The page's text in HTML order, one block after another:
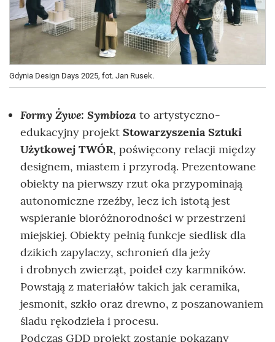
Gdynia Design Days 2025, fot. Jan Rusek.
Formy Żywe: Symbioza to artystyczno-
edukacyjny projekt Stowarzyszenia Sztuki
Użytkowej TWÓR, poświęcony relacji między
designem, miastem i przyrodą. Prezentowane
obiekty na pierwszy rzut oka przypominają
autonomiczne rzeźby, lecz ich istotą jest
wspieranie bioróżnorodności w przestrzeni
miejskiej. Obiekty pełnią funkcje siedlisk dla
dzikich zapylaczy, schronień dla jeży
i drobnych zwierząt, poideł czy karmników.
Powstają z materiałów takich jak ceramika,
jesmonit, szkło oraz drewno, z poszanowaniem
śladu rękodzieła i procesu.
Podczas GDD projekt zostanie pokazany